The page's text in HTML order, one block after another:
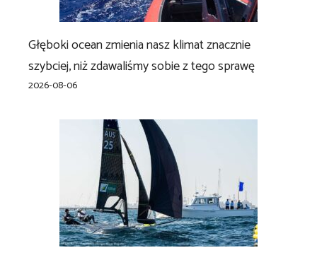
Głęboki ocean zmienia nasz klimat znacznie
szybciej, niż zdawaliśmy sobie z tego sprawę
2026-08-06